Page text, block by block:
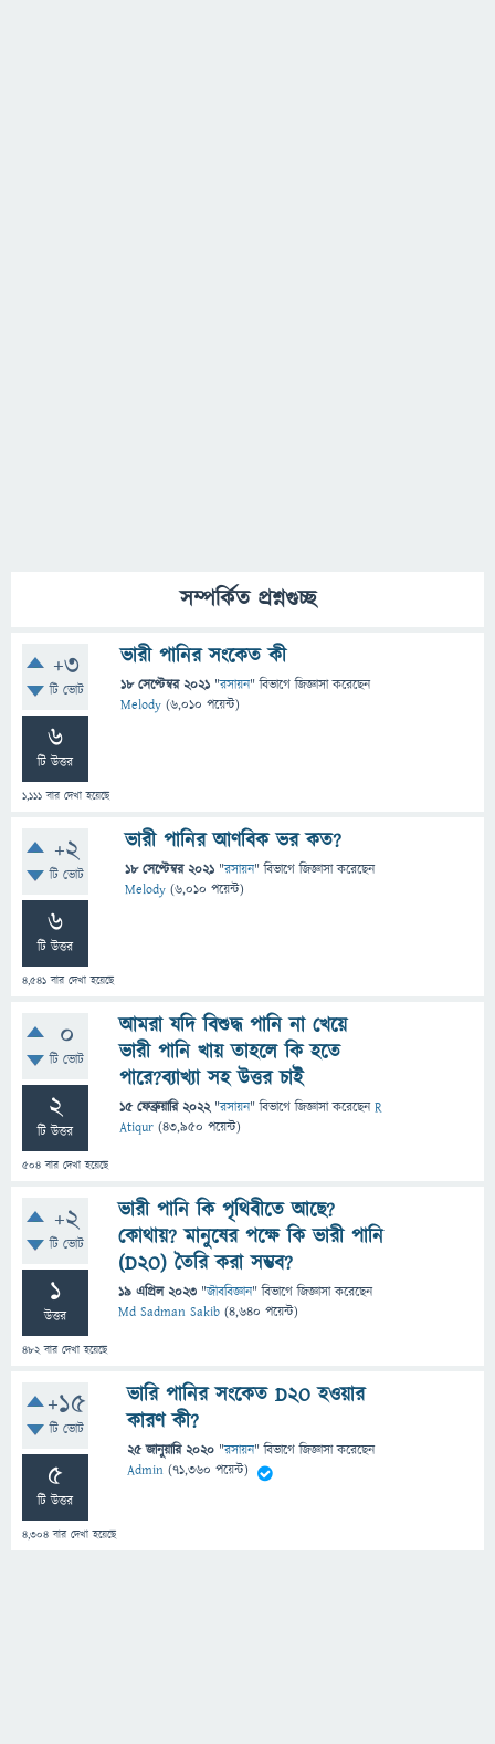
সম্পর্কিত প্রশ্নগুচ্ছ
+3
টি ভোট
6
টি উত্তর
1,111 বার দেখা হয়েছে
ভারী পানির সংকেত কী
18 সেপ্টেম্বর 2021 "রসায়ন" বিভাগে জিজ্ঞাসাকরেছেন
Melody (6,010 পয়েন্ট)
+2
টি ভোট
6
টি উত্তর
4,541 বার দেখা হয়েছে
ভারী পানির আণবিক ভর কত?
18 সেপ্টেম্বর 2021 "রসায়ন" বিভাগে জিজ্ঞাসাকরেছেন
Melody (6,010 পয়েন্ট)
0
টি ভোট
2
টি উত্তর
504 বার দেখা হয়েছে
আমরা যদি বিশুদ্ধ পানি না খেয়ে
ভারী পানি খায় তাহলে কি হতে
পারে?ব্যাখ্যা সহ উত্তর চাই
15 ফেব্রুয়ারি 2022 "রসায়ন" বিভাগে জিজ্ঞাসাকরেছেনR
Atiqur (43,950 পয়েন্ট)
+2
টি ভোট
1
উত্তর
482বার দেখা হয়েছে
ভারী পানি কি পৃথিবীতে আছে?
কোথায়? মানুষের পক্ষে কি ভারী পানি
(D2O) তৈরি করা সম্ভব?
19 এপ্রিল 2023 "জীববিজ্ঞান" বিভাগে জিজ্ঞাসাকরেছেন
Md Sadman Sakib (4,640 পয়েন্ট)
+15
টি ভোট
5
টি উত্তর
4,304 বার দেখা হয়েছে
ভারি পানির সংকেত D2O হওয়ার
কারণ কী?
25 জানুয়ারি 2020 "রসায়ন" বিভাগে জিজ্ঞাসাকরেছেন
Admin (71,360 পয়েন্ট)